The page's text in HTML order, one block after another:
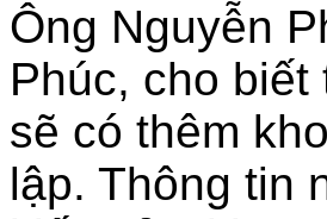
Ông Nguyễn
Phúc, cho
sẽ có thêm
lập. Thông tin